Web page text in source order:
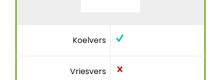
Koelvers
Vriesvers